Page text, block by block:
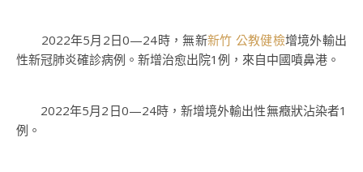
2022年5月2日0—24時，無新新竹 公教健檢增境外輸出
性新冠肺炎確診病例。新增治愈出院1例，來自中國噴鼻港。
2022年5月2日0—24時，新增境外輸出性無癥狀沾染者1
例。